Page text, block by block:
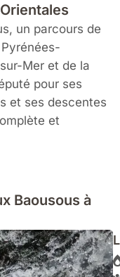
un parcours de
Mer et de la
pour ses
et ses descentes
et
Baousous à